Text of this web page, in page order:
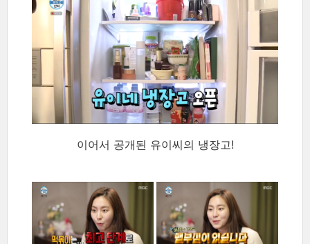
이어서 공개된 유이씨의 냉장고!